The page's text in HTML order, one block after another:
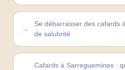
Se débarrasser des cafards
de salubrité
Cafards à Sarreguemines :